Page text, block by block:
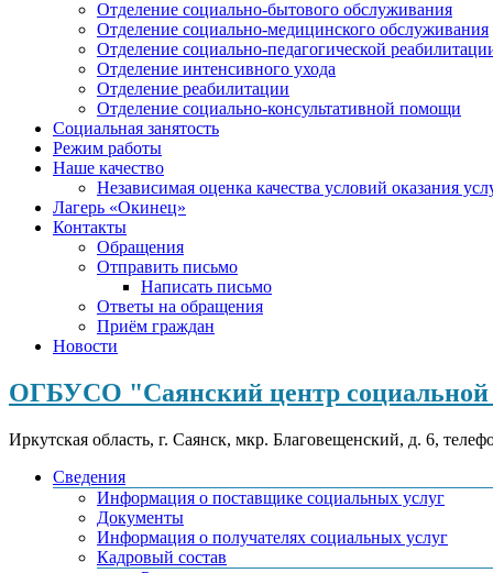
Отделение социально-бытового обслуживания
Отделение социально-медицинского обслуживания
Отделение социально-педагогической
Отделение интенсивного ухода
Отделение реабилитации
Отделение социально-консультативной помощи
Социальная занятость
Режим работы
Наше качество
Независимая оценка качества условий оказания
Лагерь «Окинец»
Контакты
Обращения
Отправить письмо
Написать письмо
Ответы на обращения
Приём граждан
Новости
ОГБУСО "Саянский центр социальной
Иркутская область, г. Саянск, мкр. Благовещенский, д. 6,
Сведения
Информация о поставщике социальных услуг
Документы
Информация о получателях социальных услуг
Кадровый состав